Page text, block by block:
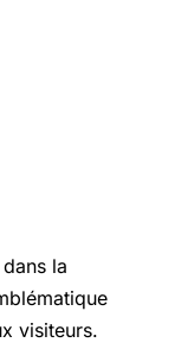
la
visiteurs.